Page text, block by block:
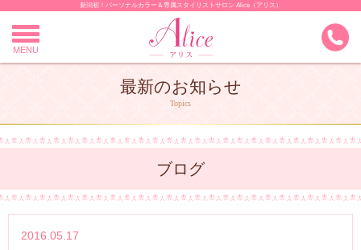
Skip
content
新潟初！パーソナルカラー＆専属スタイリストサロン Alice（アリス）
MENU
最新のお知らせ
Topics
ブログ
2016.05.17